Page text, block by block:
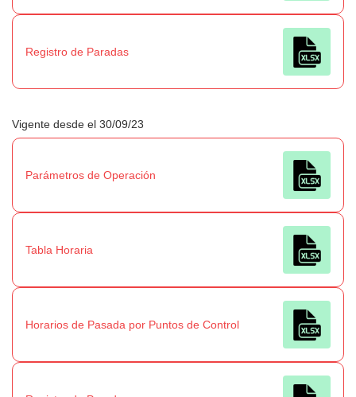
Registro de Paradas
Vigente desde el 30/09/23
Parámetros de Operación
Tabla Horaria
Horarios de Pasada por Puntos de Control